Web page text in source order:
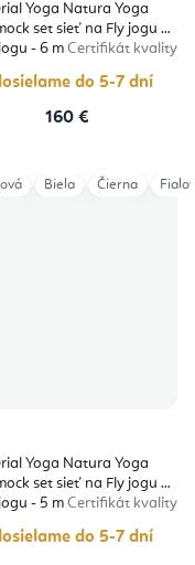
Yoga Natura Yoga
set sieť na Fly jogu a
- 6 m Certifikát kvality
do 5-7 dní
160 €
Sivá Tyrkysová
Yoga Natura Yoga
set sieť na Fly jogu a
- 5 m Certifikát kvality
do 5-7 dní
Biela Čierna